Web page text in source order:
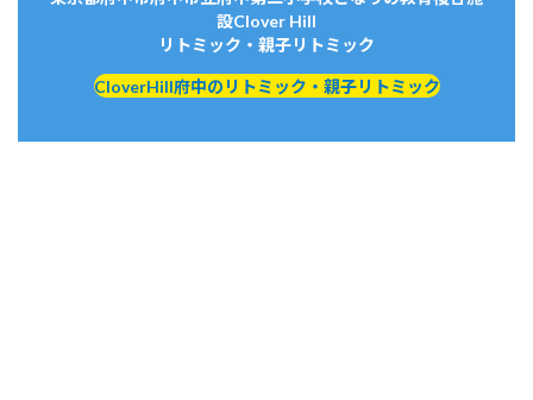
設Clover Hill
リトミック・親子リトミック
CloverHill府中のリトミック・親子リトミック